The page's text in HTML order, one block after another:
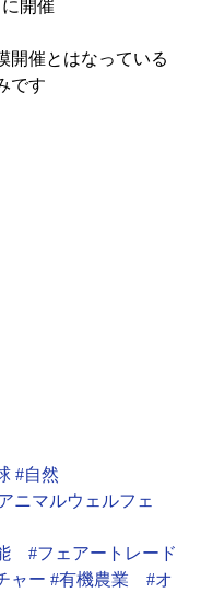
開催
開催とはなっている
です
#自然
ニマルウェルフェ
#フェアートレード
ャー #有機農業
#オ